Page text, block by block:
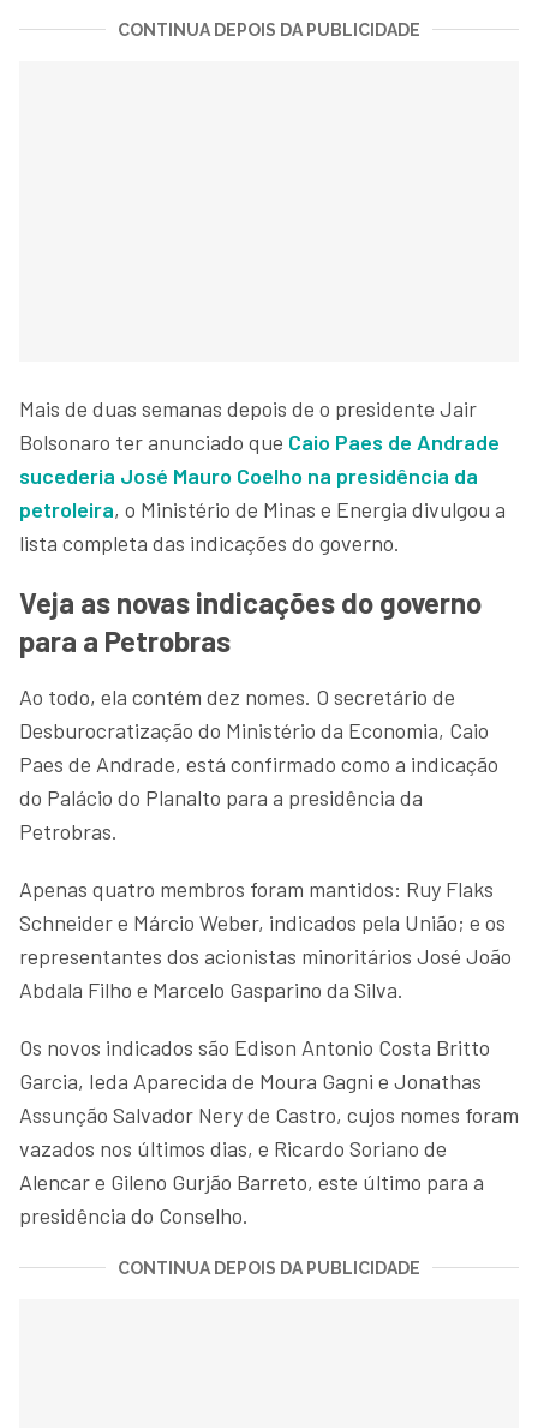
CONTINUA DEPOIS DA PUBLICIDADE
Mais de duas semanas depois de o presidente Jair
Bolsonaro ter anunciado que Caio Paes de Andrade
sucederia José Mauro Coelho na presidência da
petroleira, o Ministério de Minas e Energia divulgou a
lista completa das indicações do governo.
Veja as novas indicações do governo
para a Petrobras
Ao todo, ela contém dez nomes. O secretário de
Desburocratização do Ministério da Economia, Caio
Paes de Andrade, está confirmado como a indicação
do Palácio do Planalto para a presidência da
Petrobras.
Apenas quatro membros foram mantidos: Ruy Flaks
Schneider e Márcio Weber, indicados pela União; e os
representantes dos acionistas minoritários José João
Abdala Filho e Marcelo Gasparino da Silva.
Os novos indicados são Edison Antonio Costa Britto
Garcia, Ieda Aparecida de Moura Gagni e Jonathas
Assunção Salvador Nery de Castro, cujos nomes foram
vazados nos últimos dias, e Ricardo Soriano de
Alencar e Gileno Gurjão Barreto, este último para a
presidência do Conselho.
CONTINUA DEPOIS DA PUBLICIDADE